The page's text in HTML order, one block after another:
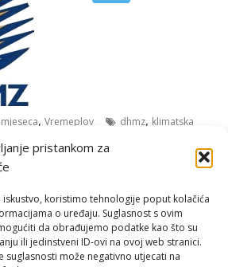
pristankom za
koristimo tehnologije poput kolačića
o uređaju. Suglasnost s ovim
da obrađujemo podatke kao što su
ili jedinstveni ID-ovi na ovoj web stranici.
suglasnosti može negativno utjecati na
,Vremeplov dhmz, klimatska